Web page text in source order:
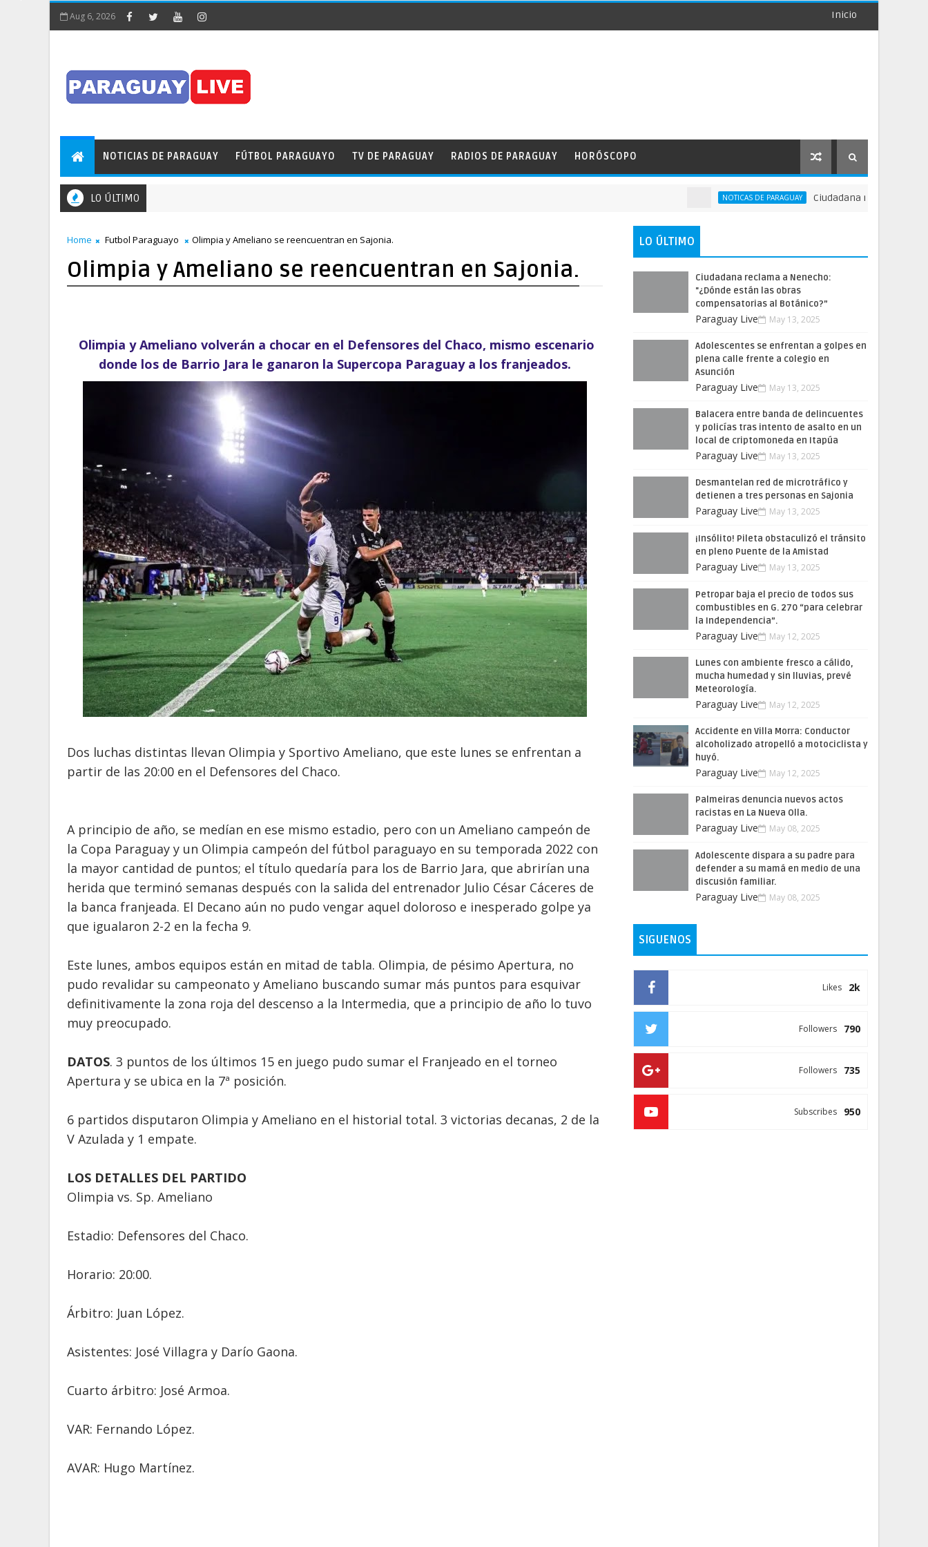
Aug 6, 2026 Inicio
NOTICIAS DE PARAGUAY FÚTBOL PARAGUAYO TV DE PARAGUAY RADIOS DE PARAGUAY HORÓSCOPO
LO ÚLTIMO NOTICAS DE PARAGUAY Ciudadana reclama a Nenecho:
Home Futbol Paraguayo Olimpia y Ameliano se reencuentran en Sajonia.
Olimpia y Ameliano se reencuentran en Sajonia.
Olimpia y Ameliano volverán a chocar en el Defensores del Chaco, mismo escenario
donde los de Barrio Jara le ganaron la Supercopa Paraguay a los franjeados.
Dos luchas distintas llevan Olimpia y Sportivo Ameliano, que este lunes se enfrentan a
partir de las 20:00 en el Defensores del Chaco.
A principio de año, se medían en ese mismo estadio, pero con un Ameliano campeón de
la Copa Paraguay y un Olimpia campeón del fútbol paraguayo en su temporada 2022 con
la mayor cantidad de puntos; el título quedaría para los de Barrio Jara, que abrirían una
herida que terminó semanas después con la salida del entrenador Julio César Cáceres de
la banca franjeada. El Decano aún no pudo vengar aquel doloroso e inesperado golpe ya
que igualaron 2-2 en la fecha 9.
Este lunes, ambos equipos están en mitad de tabla. Olimpia, de pésimo Apertura, no
pudo revalidar su campeonato y Ameliano buscando sumar más puntos para esquivar
definitivamente la zona roja del descenso a la Intermedia, que a principio de año lo tuvo
muy preocupado.
DATOS. 3 puntos de los últimos 15 en juego pudo sumar el Franjeado en el torneo
Apertura y se ubica en la 7ª posición.
6 partidos disputaron Olimpia y Ameliano en el historial total. 3 victorias decanas, 2 de la
V Azulada y 1 empate.
LOS DETALLES DEL PARTIDO
Olimpia vs. Sp. Ameliano
Estadio: Defensores del Chaco.
Horario: 20:00.
Árbitro: Juan López.
Asistentes: José Villagra y Darío Gaona.
Cuarto árbitro: José Armoa.
VAR: Fernando López.
AVAR: Hugo Martínez.
LO ÚLTIMO
Ciudadana reclama a Nenecho:
"¿Dónde están las obras
compensatorias al Botánico?”
Paraguay Live May 13, 2025
Adolescentes se enfrentan a golpes en
plena calle frente a colegio en
Asunción
Paraguay Live May 13, 2025
Balacera entre banda de delincuentes
y policías tras intento de asalto en un
local de criptomoneda en Itapúa
Paraguay Live May 13, 2025
Desmantelan red de microtráfico y
detienen a tres personas en Sajonia
Paraguay Live May 13, 2025
¡Insólito! Pileta obstaculizó el tránsito
en pleno Puente de la Amistad
Paraguay Live May 13, 2025
Petropar baja el precio de todos sus
combustibles en G. 270 “para celebrar
la Independencia”.
Paraguay Live May 12, 2025
Lunes con ambiente fresco a cálido,
mucha humedad y sin lluvias, prevé
Meteorología.
Paraguay Live May 12, 2025
Accidente en Villa Morra: Conductor
alcoholizado atropelló a motociclista y
huyó.
Paraguay Live May 12, 2025
Palmeiras denuncia nuevos actos
racistas en La Nueva Olla.
Paraguay Live May 08, 2025
Adolescente dispara a su padre para
defender a su mamá en medio de una
discusión familiar.
Paraguay Live May 08, 2025
SIGUENOS
2k
Likes
790
Followers
735
Followers
950
Subscribes